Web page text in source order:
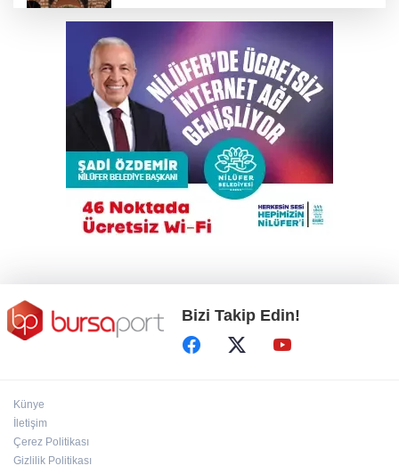
çalışmalarına Kapalıçarşı'dan başladı
Gökyüzü tutkunları meteor yağmuru için
Karacabey'de buluşacak
Çalıntı araçla 10 kilometre kaçtı, 380 bin TL
ceza yedi
Bursa'da tarlalık alanı ateşe veren şüpheli
yakalandı
Bizi Takip Edin!
Künye
İletişim
Çerez Politikası
Gizlilik Politikası